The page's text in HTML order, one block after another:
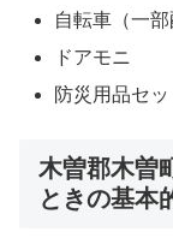
自転車（一部
ドアモニ
防災用品セッ
木曽郡木曽
ときの基本